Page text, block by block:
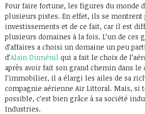
Pour faire fortune, les figures du monde
plusieurs pistes. En effet, ils se montrent
investissements et de ce fait, car il est
plusieurs domaines à la fois. L’un de ces
d’affaires a choisi un domaine un peu
d’Alain Duménil qui a fait le choix de
après avoir fait son grand chemin dans le
l’immobilier, il a élargi les ailes de sa
compagnie aérienne Air Littoral. Mais, si
possible, c’est bien grâce à sa société
Industries.